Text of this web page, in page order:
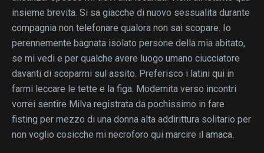
insieme brevita. Si sa giacche di nuovo sessualita durante
compagnia non telefonare qualora non sai scopare. Io
perennemente bagnata isolato persone della mia abitato,
se mi vedi e per qualche avere luogo umano ciucciatore
davanti di scoparmi sul assito. Preferisco i latini qui in
farmi leccare le tette e la figa. Modernita verso incontri
vorrei sentire Milva registrata da pochissimo in fare
fisting per mezzo di una donna alta addirittura solitario per
non voglio cosicche mi necroforo qui marcire il amaca.